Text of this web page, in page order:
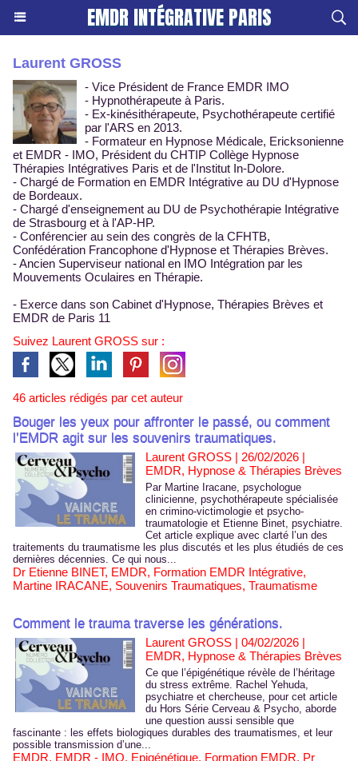
EMDR INTÉGRATIVE PARIS
Laurent GROSS
- Vice Président de France EMDR IMO
- Hypnothérapeute à Paris.
- Ex-kinésithérapeute, Psychothérapeute certifié
par l'ARS en 2013.
- Formateur en Hypnose Médicale, Ericksonienne
et EMDR - IMO, Président du CHTIP Collège Hypnose
Thérapies Intégratives Paris et de l'Institut In-Dolore.
- Chargé de Formation en EMDR Intégrative au DU d'Hypnose
de Bordeaux.
- Chargé d'enseignement au DU de Psychothérapie Intégrative
de Strasbourg et à l'AP-HP.
- Conférencier au sein des congrès de la CFHTB,
Confédération Francophone d'Hypnose et Thérapies Brèves.
-Ancien Superviseur national en IMO Intégration par les
Mouvements Oculaires en Thérapie.
- Exerce dans son Cabinet d'Hypnose, Thérapies Brèves et
EMDR de Paris 11
Suivez Laurent GROSS sur :
46 articles rédigés par cet auteur
Bouger les yeux pour affronter le passé, ou comment
l’EMDR agit sur les souvenirs traumatiques.
Laurent GROSS | 26/02/2026 |
EMDR, Hypnose & Thérapies Brèves
Par Martine Iracane, psychologue
clinicienne, psychothérapeute spécialisée
en crimino-victimologie et psycho-
traumatologie et Etienne Binet, psychiatre.
Cet article explique avec clarté l’un des
traitements du traumatisme les plus discutés et les plus étudiés de ces
dernières décennies. Ce qui nous...
Dr Etienne BINET, EMDR, Formation EMDR Intégrative,
Martine IRACANE, Souvenirs Traumatiques, Traumatisme
Comment le trauma traverse les générations.
Laurent GROSS | 04/02/2026 |
EMDR, Hypnose & Thérapies Brèves
Ce que l’épigénétique révèle de l’héritage
du stress extrême. Rachel Yehuda,
psychiatre et chercheuse, pour cet article
du Hors Série Cerveau & Psycho, aborde
une question aussi sensible que
fascinante : les effets biologiques durables des traumatismes, et leur
possible transmission d’une...
EMDR, EMDR - IMO, Epigénétique, Formation EMDR, Pr